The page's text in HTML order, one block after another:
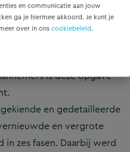
en communicatie aan jouw
ga je hiermee akkoord. Je kunt je
over in ons cookiebeleid.
van het drukste
winkels en horeca. Dit
en logistieke
samenwerking met
is deze opgave
en gedetailleerde
en vergrote
zes fasen. Daarbij werd